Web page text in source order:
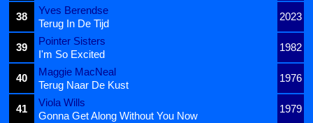
38
Yves Berendse
2023
Terug In De Tijd
39
Pointer Sisters
1982
I'm So Excited
40
Maggie MacNeal
1976
Terug Naar De Kust
41
Viola Wills
1979
Gonna Get Along Without You Now